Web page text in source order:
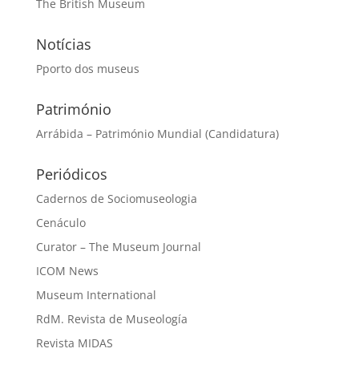
The British Museum
Notícias
Pporto dos museus
Património
Arrábida – Património Mundial (Candidatura)
Periódicos
Cadernos de Sociomuseologia
Cenáculo
Curator – The Museum Journal
ICOM News
Museum International
RdM. Revista de Museología
Revista MIDAS